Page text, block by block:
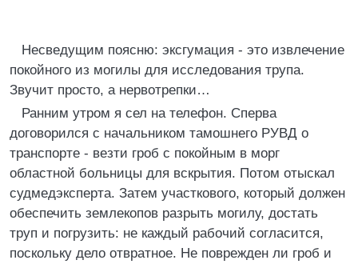
Несведущим поясню: эксгумация - это извлечение
покойного из могилы для исследования трупа.
Звучит просто, а нервотрепки…
Ранним утром я сел на телефон. Сперва
договорился с начальником тамошнего РУВД о
транспорте - везти гроб с покойным в морг
областной больницы для вскрытия. Потом отыскал
судмедэксперта. Затем участкового, который должен
обеспечить землекопов разрыть могилу, достать
труп и погрузить: не каждый рабочий согласится,
поскольку дело отвратное. Не поврежден ли гроб и